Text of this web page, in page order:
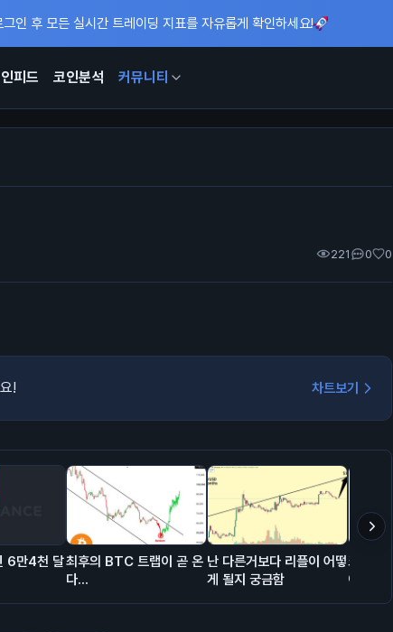
그인 후 모든 실시간 트레이딩 지표를 자유롭게 확인하세요!
피드 코인분석 커뮤니티
221 0 0
! 차트보기
6만4천 달최후의 BTC 트랩이 곧 온
다...
난 다른거보다 리플이 어떻
게 될지 궁금함
크립토
이게 시
은 돈